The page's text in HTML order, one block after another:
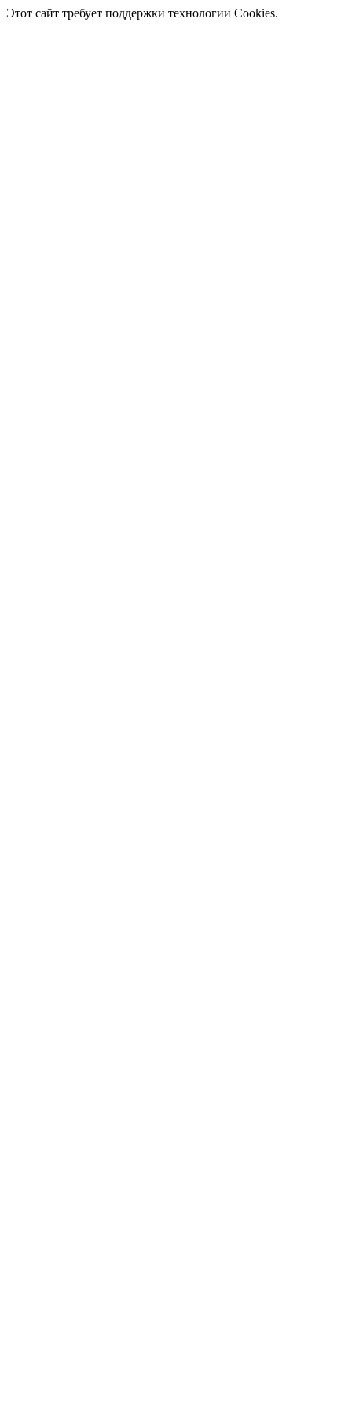
Этот сайт требует поддержки технологии Cookies.